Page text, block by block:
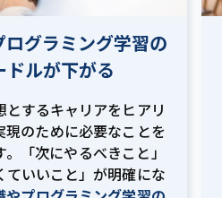
ログラミング学習の
ドルが下がる
とするキャリアをヒアリ
現のために必要なことを
「次にやるべきこと」
ていいこと」が明確にな